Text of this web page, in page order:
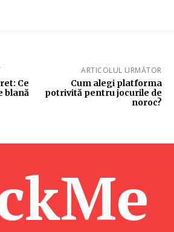
Ce
blană
ARTICOLUL URMĂTOR
Cum alegi platforma
potrivită pentru jocurile de
noroc?